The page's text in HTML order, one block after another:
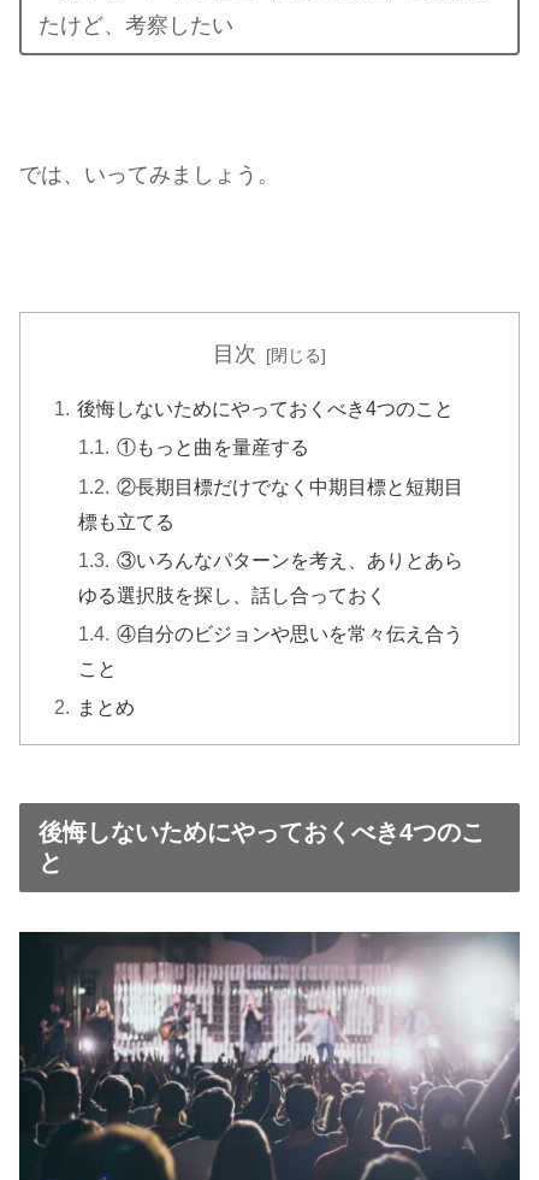
たけど、考察したい
では、いってみましょう。
目次
後悔しないためにやっておくべき4つのこと
①もっと曲を量産する
②長期目標だけでなく中期目標と短期目
標も立てる
③いろんなパターンを考え、ありとあら
ゆる選択肢を探し、話し合っておく
④自分のビジョンや思いを常々伝え合う
こと
まとめ
後悔しないためにやっておくべき4つのこ
と